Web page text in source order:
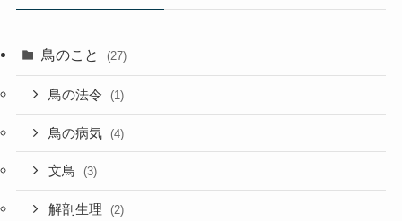
鳥のこと (27)
鳥の法令 (1)
鳥の病気 (4)
文鳥 (3)
解剖生理 (2)